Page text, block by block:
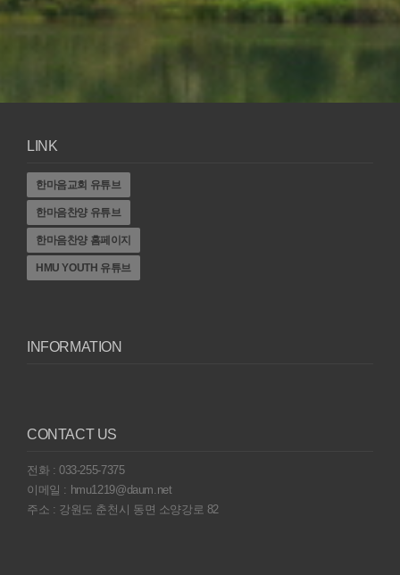
LINK
한마음교회 유튜브
한마음찬양 유튜브
한마음찬양 홈페이지
HMU YOUTH 유튜브
INFORMATION
CONTACT US
전화 : 033-255-7375
이메일 : hmu1219@daum.net
주소 : 강원도 춘천시 동면 소양강로 82